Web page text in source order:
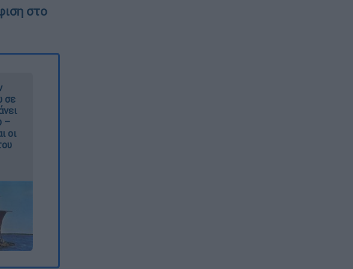
στο
σε
–
οι